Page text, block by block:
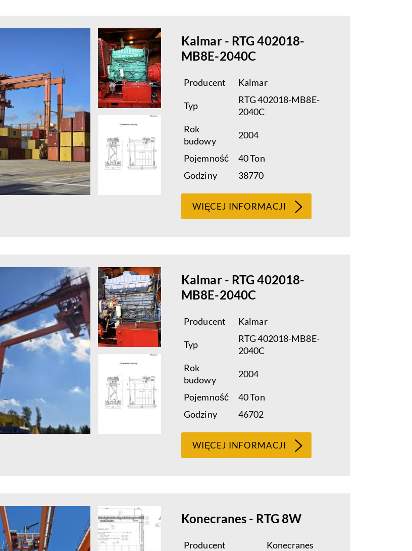
Kalmar - RTG 402018-
MB8E-2040C
Producent Kalmar
Typ
RTG 402018-MB8E-
2040C
Rok
budowy
2004
Pojemność
40 Ton
Godziny
38770
WIĘCEJ INFORMACJI
Kalmar - RTG 402018-
MB8E-2040C
Producent Kalmar
Typ
RTG 402018-MB8E-
2040C
Rok
budowy
2004
Pojemność
40 Ton
Godziny
46702
WIĘCEJ INFORMACJI
Konecranes - RTG 8W
Producent
Konecranes